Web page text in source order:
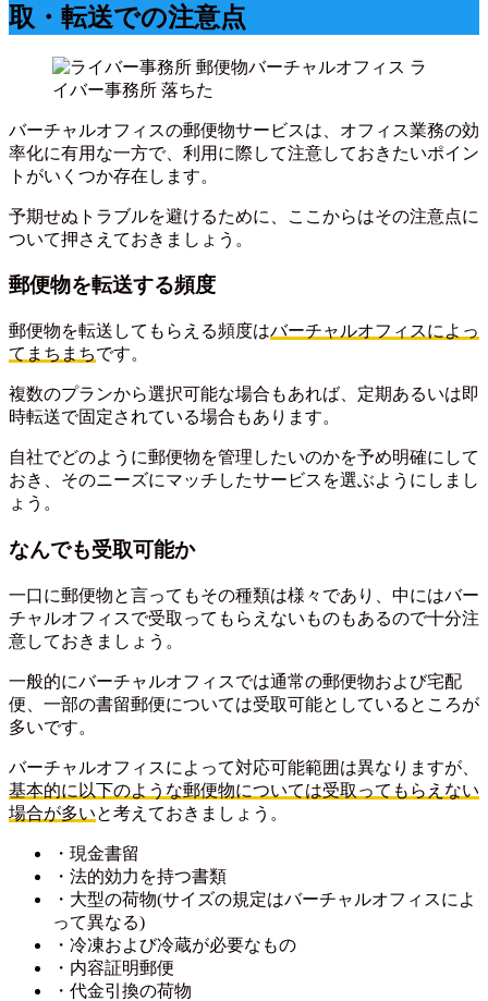
取・転送での注意点
バーチャルオフィスの郵便物サービスは、オフィス業務の効
率化に有用な一方で、利用に際して注意しておきたいポイン
トがいくつか存在します。
予期せぬトラブルを避けるために、ここからはその注意点に
ついて押さえておきましょう。
郵便物を転送する頻度
郵便物を転送してもらえる頻度はバーチャルオフィスによっ
てまちまちです。
複数のプランから選択可能な場合もあれば、定期あるいは即
時転送で固定されている場合もあります。
自社でどのように郵便物を管理したいのかを予め明確にして
おき、そのニーズにマッチしたサービスを選ぶようにしまし
ょう。
なんでも受取可能か
一口に郵便物と言ってもその種類は様々であり、中にはバー
チャルオフィスで受取ってもらえないものもあるので十分注
意しておきましょう。
一般的にバーチャルオフィスでは通常の郵便物および宅配
便、一部の書留郵便については受取可能としているところが
多いです。
バーチャルオフィスによって対応可能範囲は異なりますが、
基本的に以下のような郵便物については受取ってもらえない
場合が多いと考えておきましょう。
・現金書留
・法的効力を持つ書類
・大型の荷物(サイズの規定はバーチャルオフィスによ
って異なる)
・冷凍および冷蔵が必要なもの
・内容証明郵便
・代金引換の荷物